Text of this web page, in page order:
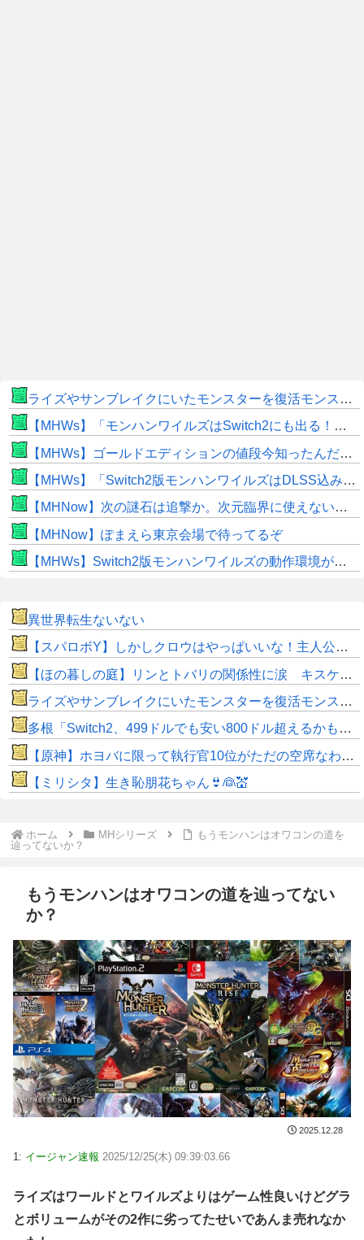
ライズやサンブレイクにいたモンスターを復活モンスターと呼ぶのはやめよう
【MHWs】「モンハンワイルズはSwitch2にも出る！」👈こいつにかけたい言葉ｗｗｗｗｗｗｗｗｗ
【MHWs】ゴールドエディションの値段今知ったんだけどやっっっっっっすwwwww
【MHWs】「Switch2版モンハンワイルズはDLSS込みで最大1440p動作」
【MHNow】次の謎石は追撃か。次元臨界に使えない時点で闘気活性以下のスキルだわ
【MHNow】ぽまえら東京会場で待ってるぞ
【MHWs】Switch2版モンハンワイルズの動作環境が判明！
異世界転生ないない
【スパロボY】しかしクロウはやっぱいいな！主人公として魅力的すぎる…！
【ほの暮しの庭】リンとトバリの関係性に涙 キスケの株も急上昇
ライズやサンブレイクにいたモンスターを復活モンスターと呼ぶのはやめよう
多根「Switch2、499ドルでも安い800ドル超えるかも。PS5は直近での値上げ可能性低い」
【原神】ホヨバに限って執行官10位がただの空席なわけない！
【ミリシタ】生き恥朋花ちゃん👙👰💒
ホーム MHシリーズ
もうモンハンはオワコンの道を
辿ってないか？
もうモンハンはオワコンの道を辿ってない
か？
2025.12.28
1: イージャン速報 2025/12/25(木) 09:39:03.66
ライズはワールドとワイルズよりはゲーム性良いけどグラ
とボリュームがその2作に劣ってたせいであんま売れなか